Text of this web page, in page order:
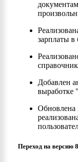
зарплаты в
Добавлен
выработке
Обновлена
Переход на